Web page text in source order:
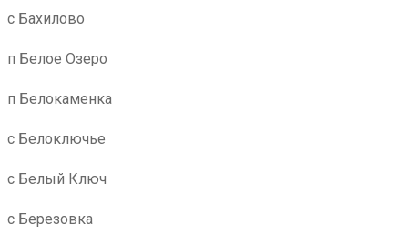
с Бахилово
п Белое Озеро
п Белокаменка
с Белоключье
с Белый Ключ
с Березовка